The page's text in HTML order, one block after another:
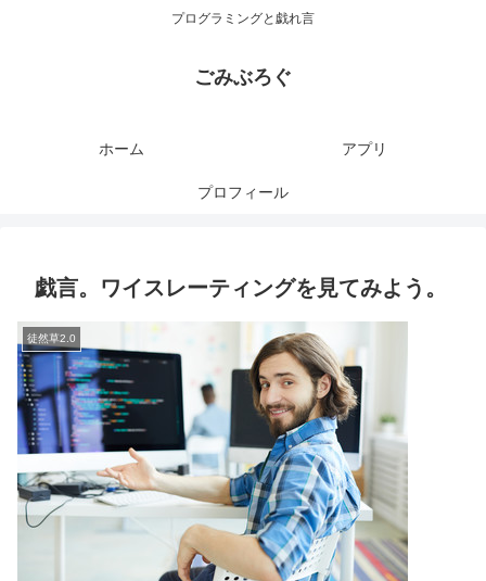
プログラミングと戯れ言
ごみぶろぐ
ホーム アプリ
プロフィール
戯言。ワイスレーティングを見てみよう。
徒然草2.0